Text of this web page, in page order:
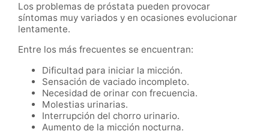
Los problemas de próstata pueden provocar
síntomas muy variados y en ocasiones evolucionar
lentamente.
Entre los más frecuentes se encuentran:
Dificultad para iniciar la micción.
Sensación de vaciado incompleto.
Necesidad de orinar con frecuencia.
Molestias urinarias.
Interrupción del chorro urinario.
Aumento de la micción nocturna.